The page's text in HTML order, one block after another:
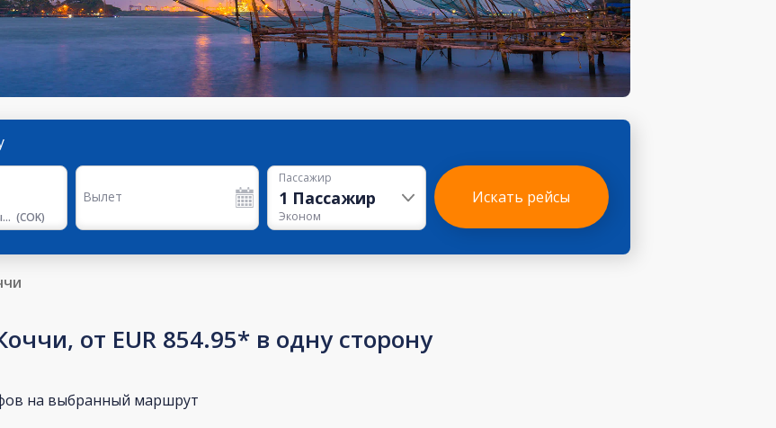
Международный аэропорт Кочин (Коччи) (COK)
Вылет
Пассажир
1 Пассажир
Эконом
Искать рейсы
от EUR 854.95* в одну сторону
на выбранный маршрут